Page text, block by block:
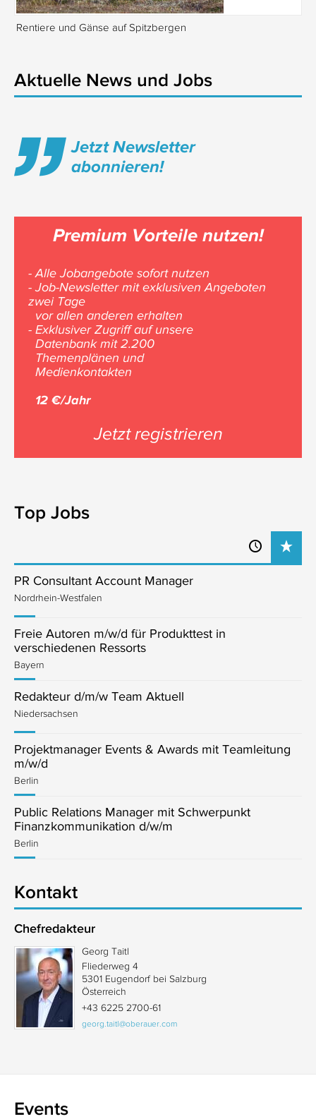
Rentiere und Gänse auf Spitzbergen
Aktuelle News und Jobs
Jetzt Newsletter
abonnieren!
Premium Vorteile nutzen!
- Alle Jobangebote sofort nutzen
- Job-Newsletter mit exklusiven Angeboten
zwei Tage
vor allen anderen erhalten
- Exklusiver Zugriff auf unsere
Datenbank mit 2.200
Themenplänen und
Medienkontakten
12 €/Jahr
Jetzt registrieren
Top Jobs
PR Consultant Account Manager
Nordrhein-Westfalen
Freie Autoren m/w/d für Produkttest in
verschiedenen Ressorts
Bayern
Redakteur d/m/w Team Aktuell
Niedersachsen
Projektmanager Events & Awards mit Teamleitung
m/w/d
Berlin
Public Relations Manager mit Schwerpunkt
Finanzkommunikation d/w/m
Berlin
Kontakt
Chefredakteur
Georg Taitl
Fliederweg 4
5301 Eugendorf bei Salzburg
Österreich
+43 6225 2700-61
georg.taitl@oberauer.com
Events